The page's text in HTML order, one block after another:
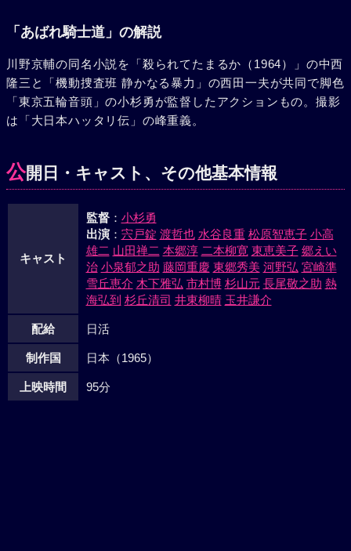
ウの父の死体がドラム罐詰めであがった。怒った兄弟は徹底
べていたのを思い出した哲也は、踊り子ナンシィの協力で、
津川と情婦の美佐が多量の麻薬を流していることを確めた。
津川に周の手下が父親殺しであると白状させると二人は、沖
に停泊する周の始に忍び込んだが、周の配下の者にドラム罐
味につかまり、麻薬中毒の女と共に香港に売られる寸前であ
った。そして津川は周に射殺されていた。だが、難をのがれ
つかまり、兄弟は、固く肩を抱き合った。やがてジョウはア
メリカへと去っていった。
「あばれ騎士道」の解説
川野京輔の同名小説を「殺られてたまるか（1964）」の中西
隆三と「機動捜査班 静かなる暴力」の西田一夫が共同で脚色
「東京五輪音頭」の小杉勇が監督したアクションもの。撮影
は「大日本ハッタリ伝」の峰重義。
公開日・キャスト、その他基本情報
キャスト
監督： 小杉勇
出演： 宍戸錠 渡哲也 水谷良重 松原智恵子 小高
雄二 山田禅二 本郷淳 二本柳寛 東恵美子 郷えい
治 小泉郁之助 藤岡重慶 東郷秀美 河野弘 宮崎準
雪丘恵介 木下雅弘 市村博 杉山元 長尾敬之助 熱
海弘到 杉丘清司 井東柳晴 玉井謙介
配給 日活
制作国 日本（1965）
上映時間 95分